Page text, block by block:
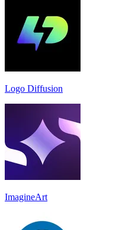
Logo Diffusion
ImagineArt